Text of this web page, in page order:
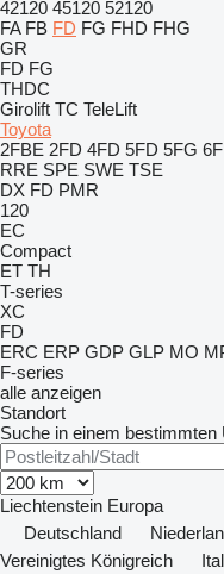
42120 45120 52120
FA FB FD FG FHD FHG
GR
FD FG
THDC
Girolift TC TeleLift
Toyota
2FBE 2FD 4FD 5FD 5FG
RRE SPE SWE TSE
DX FD PMR
120
EC
Compact
ET TH
T-series
XC
FD
ERC ERP GDP GLP MO
F-series
alle anzeigen
Standort
Suche in einem bestimmten
Liechtenstein Europa
Deutschland
Vereinigtes Königreich